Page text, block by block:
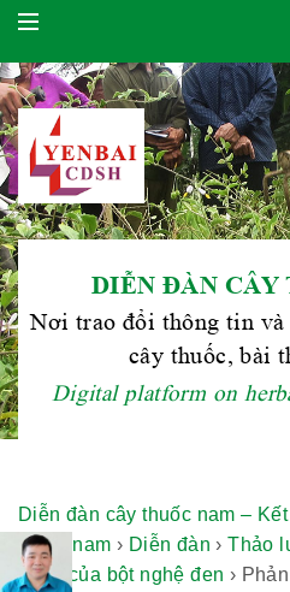
DIỄN ĐÀN CÂY
Nơi trao đổi thông tin
cây thuốc, bài
Digital platform on
Diễn đàn cây thuốc nam –
thuốc nam › Diễn đàn › Thảo
dụng của bột nghệ đen ›